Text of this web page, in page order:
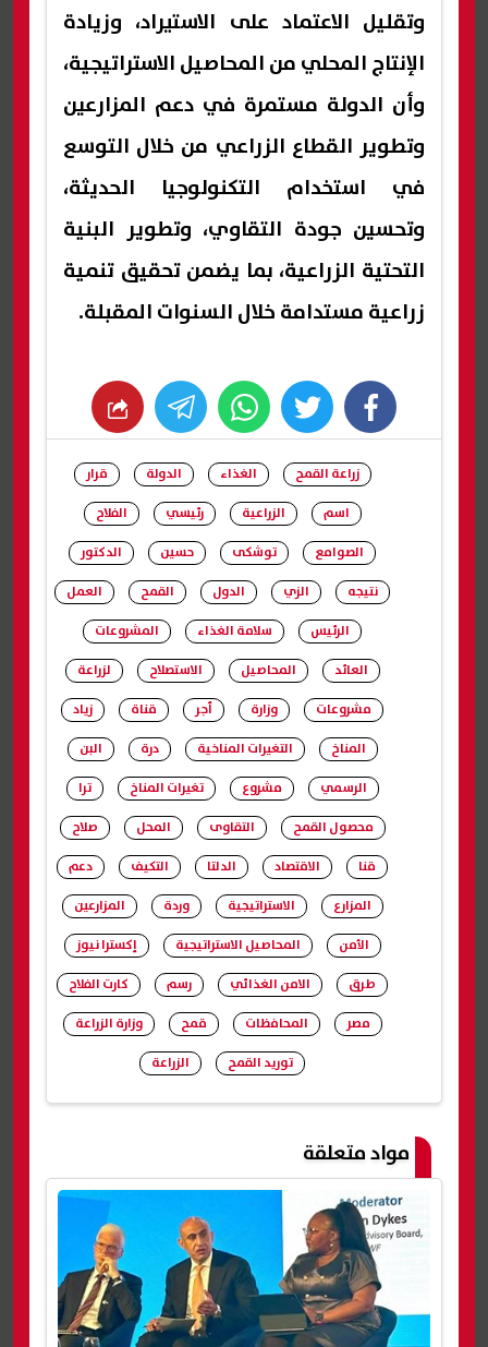
وتقليل الاعتماد على الاستيراد، وزيادة
الإنتاج المحلي من المحاصيل الاستراتيجية،
وأن الدولة مستمرة في دعم المزارعين
وتطوير القطاع الزراعي من خلال التوسع
في استخدام التكنولوجيا الحديثة،
وتحسين جودة التقاوي، وتطوير البنية
التحتية الزراعية، بما يضمن تحقيق تنمية
زراعية مستدامة خلال السنوات المقبلة.
facebook
twitter
whats
زراعة القمح الغذاء الدولة
قرار
اسم
الزراعية رئيسي
الفلاح
الصوامع
توشكى حسين
الدكتور
نتيجه
الزي الدول القمح
العمل
الرئيس
سلامة الغذاء
المشروعات
العائد
المحاصيل الاستصلاح
لزراعة
مشروعات
وزارة أجر قناة
زياد
المناخ
التغيرات المناخية درة
البن
الرسمي
مشروع تغيرات المناخ
ترا
محصول القمح
التقاوى المحل
صلاح
قنا
الاقتصاد الدلتا التكيف
دعم
المزارع
الاستراتيجية وردة
المزارعين
الأمن
المحاصيل الاستراتيجية
إكسترا نيوز
طرق
الامن الغذائي رسم
كارت الفلاح
مصر
المحافظات قمح
وزارة الزراعة
توريد القمح
الزراعة
مواد متعلقة